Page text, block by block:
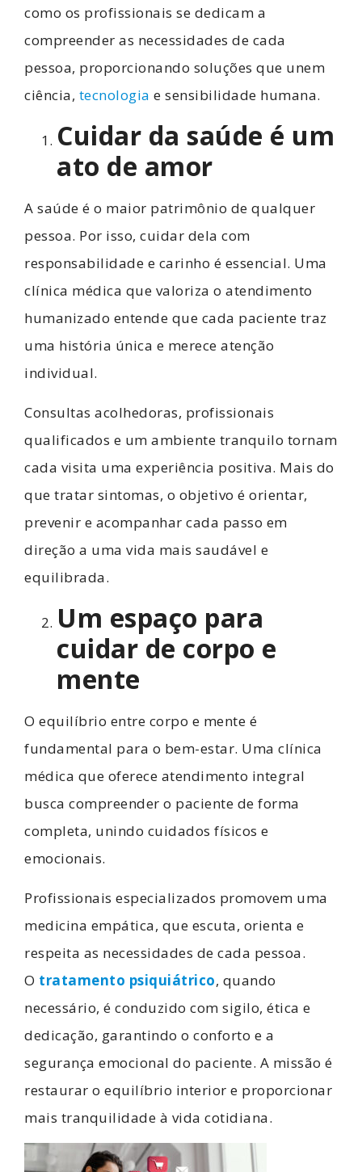
como os profissionais se dedicam a
compreender as necessidades de cada
pessoa, proporcionando soluções que unem
ciência, tecnologia e sensibilidade humana.
Cuidar da saúde é um
ato de amor
A saúde é o maior patrimônio de qualquer
pessoa. Por isso, cuidar dela com
responsabilidade e carinho é essencial. Uma
clínica médica que valoriza o atendimento
humanizado entende que cada paciente traz
uma história única e merece atenção
individual.
Consultas acolhedoras, profissionais
qualificados e um ambiente tranquilo tornam
cada visita uma experiência positiva. Mais do
que tratar sintomas, o objetivo é orientar,
prevenir e acompanhar cada passo em
direção a uma vida mais saudável e
equilibrada.
Um espaço para
cuidar de corpo e
mente
O equilíbrio entre corpo e mente é
fundamental para o bem-estar. Uma clínica
médica que oferece atendimento integral
busca compreender o paciente de forma
completa, unindo cuidados físicos e
emocionais.
Profissionais especializados promovem uma
medicina empática, que escuta, orienta e
respeita as necessidades de cada pessoa.
O tratamento psiquiátrico, quando
necessário, é conduzido com sigilo, ética e
dedicação, garantindo o conforto e a
segurança emocional do paciente. A missão é
restaurar o equilíbrio interior e proporcionar
mais tranquilidade à vida cotidiana.